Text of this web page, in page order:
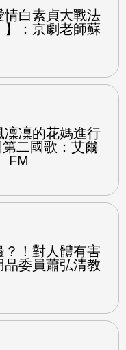
情白素貞大戰法
】：京劇老師蘇
凜凜的花媽進行
二國歌：艾爾
FM
？！對人體有害
委員蕭弘清教